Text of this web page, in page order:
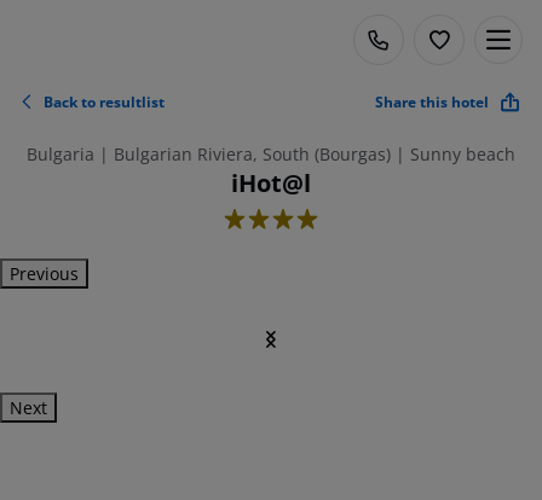
Back to resultlist Share this hotel
Bulgaria | Bulgarian Riviera, South (Bourgas) | Sunny beach
iHot@l
4
Previous
Next